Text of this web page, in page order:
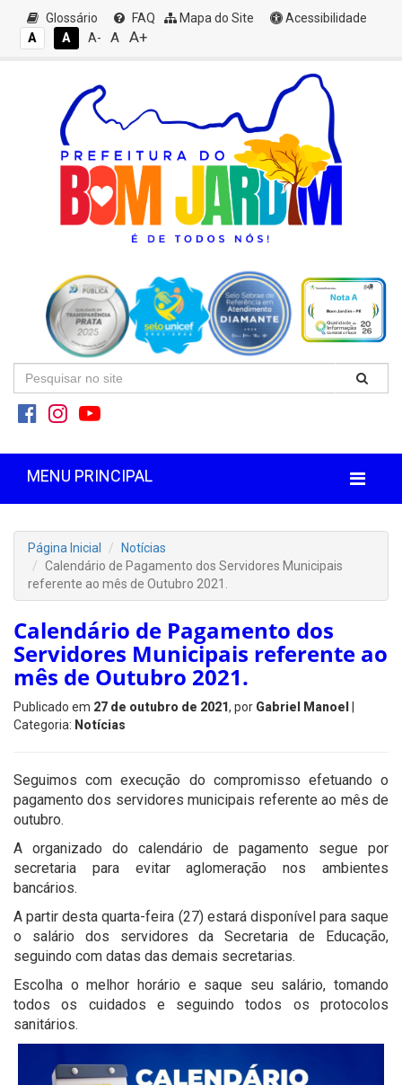
Glossário FAQ Mapa do Site
Acessibilidade
A
A A- A A+
MENU PRINCIPAL
Página Inicial
Notícias
Calendário de Pagamento dos Servidores Municipais
referente ao mês de Outubro 2021.
Calendário de Pagamento dos
Servidores Municipais referente ao
mês de Outubro 2021.
Publicado em 27 de outubro de 2021, por Gabriel Manoel
Categoria: Notícias
Seguimos com execução do compromisso efetuando o
pagamento dos servidores municipais referente ao mês de
outubro.
A organizado do calendário de pagamento segue por
secretaria para evitar aglomeração nos ambientes
bancários.
A partir desta quarta-feira (27) estará disponível para saque
o salário dos servidores da Secretaria de Educação,
seguindo com datas das demais secretarias.
Escolha o melhor horário e saque seu salário, tomando
todos os cuidados e seguindo todos os protocolos
sanitários.